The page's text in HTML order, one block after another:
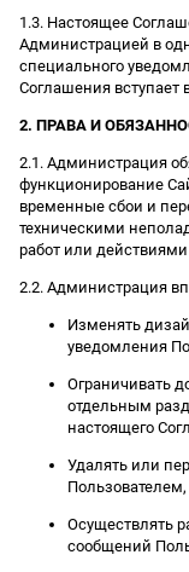
1.3. Настоящее
Администрацией в
специального
Соглашения вступает
2. ПРАВА И
2.1. Администрация
функционирование
временные сбои и
техническими
работ или действиями
2.2. Администрация
Изменять
уведомления
Ограничивать
отдельным
настоящего
Удалять или
Осуществлять
сообщений